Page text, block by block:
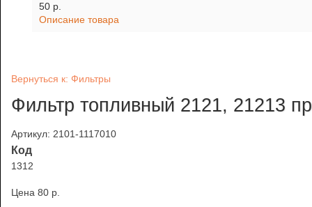
50 p.
Описание товара
Вернуться к: Фильтры
Фильтр топливный 2121, 21213
Артикул: 2101-1117010
Код
1312
Цена 80 p.